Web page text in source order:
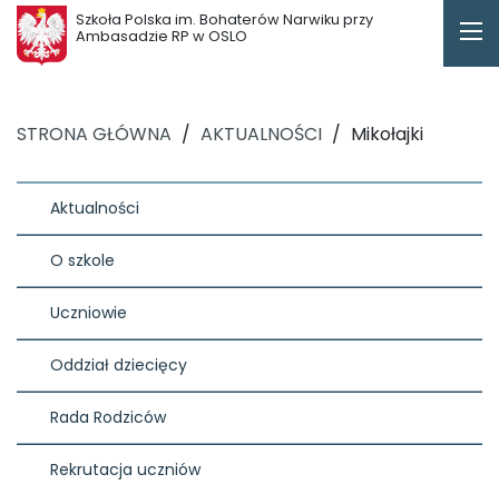
Szkoła Polska im. Bohaterów Narwiku przy
Ambasadzie RP w OSLO
STRONA GŁÓWNA / AKTUALNOŚCI / Mikołajki
Aktualności
O szkole
Uczniowie
Oddział dziecięcy
Rada Rodziców
Rekrutacja uczniów